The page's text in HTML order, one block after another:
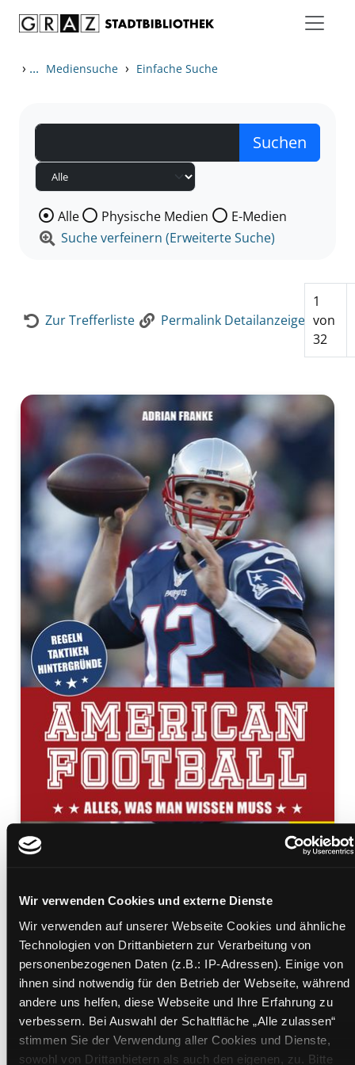
Wir verwenden Cookies und externe Dienste
Wir verwenden auf unserer Webseite Cookies und ähnliche
Technologien von Drittanbietern zur Verarbeitung von
personenbezogenen Daten (z.B.: IP-Adressen). Einige von
ihnen sind notwendig für den Betrieb der Webseite, während
andere uns helfen, diese Webseite und Ihre Erfahrung zu
verbessern. Bei Auswahl der Schaltfläche „Alle zulassen“
stimmen Sie der Verwendung aller Cookies und Dienste,
sowohl von Drittanbietern als auch den eigenen, zu. Bitte
› ... Mediensuche › Einfache Suche
Wählen Sie die Medienart nach der Sie suchen wollen.
Alle Physische Medien
E-Medien
Suche verfeinern (Erweiterte Suche)
Zur Trefferliste Permalink Detailanzeige
1
von
32
American Football
alles, was man wissen muss ; Regeln, Taktiken,
Hintergründe
Mediengruppe:Sachbuch
Verfasser:Suche nach diesem Verfasser
Franke, Adrian
Beschreibung ein-/ausblenden
Mehr Informationen ein-/ausblenden